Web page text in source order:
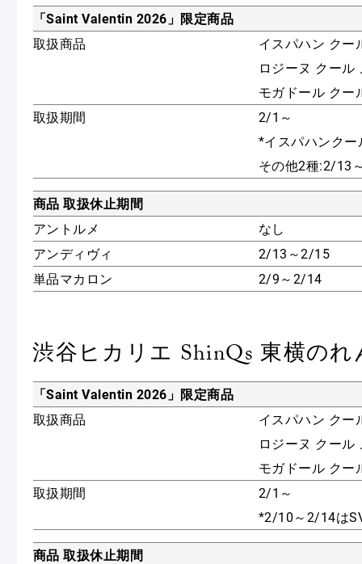
「Saint Valentin 2026」限定商品
取扱商品
イスパハン クー
ロジーヌ クール
モガドール クー
取扱期間
2/1～
*イスパハンク
その他2種:2/13
商品 取扱休止期間
アントルメ
なし
アンディヴィ
2/13～2/15
単品マカロン
2/9～2/14
渋谷ヒカリエ ShinQs 東横のれ
「Saint Valentin 2026」限定商品
取扱商品
イスパハン クー
ロジーヌ クール
モガドール クー
取扱期間
2/1～
*2/10～2/14は
商品 取扱休止期間